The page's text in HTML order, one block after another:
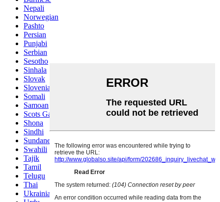
Nepali
Norwegian
Pashto
Persian
Punjabi
Serbian
Sesotho
Sinhala
Slovak
Slovenian
Somali
Samoan
Scots Gaelic
Shona
Sindhi
Sundanese
Swahili
Tajik
Tamil
Telugu
Thai
Ukrainian